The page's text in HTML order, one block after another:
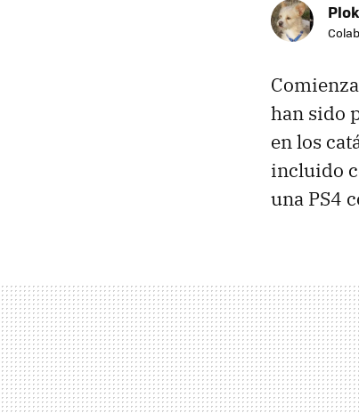
han sido
en los
incluido
una PS4